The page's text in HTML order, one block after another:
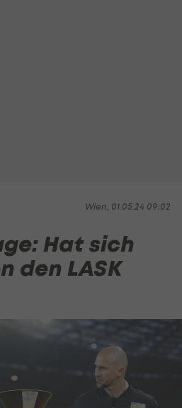
Wien, 01.05.24 09:02
Hat sich
den LASK